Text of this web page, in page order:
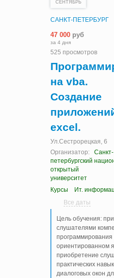
СЕНТЯБРЬ
САНКТ-ПЕТЕРБУРГ
47 000 руб
за 4 дня
525 просмотров
на vba.
Создание
excel.
Ул.Сестрорецкая, 6
Организатор:
Санкт-
петербургский
открытый
университет
Курсы
Ит.
Все даты
Цель обучения:
слушателями
программирования
ориентированном
приобретение
практических
диалоговых окон